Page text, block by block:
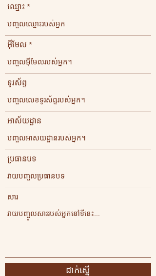
ឈ្មោះ
អ៊ីមែល
ទូរស័ព្ទ
អាស័យដ្ឋាន
ប្រធានបទ
សារ
ដាក់ស្នើ